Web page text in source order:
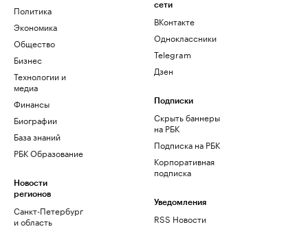
Политика
Экономика
Общество
Бизнес
Технологии и
медиа
Финансы
Биографии
База знаний
РБК Образование
Новости
регионов
Санкт-Петербург
и область
сети
ВКонтакте
Одноклассники
Telegram
Дзен
Подписки
Скрыть баннеры
на РБК
Подписка на РБК
Корпоративная
подписка
Уведомления
RSS Новости